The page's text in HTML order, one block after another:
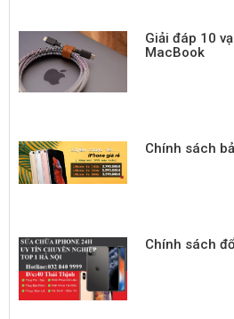
Giải đáp 10
MacBook
Chính sách
Chính sách